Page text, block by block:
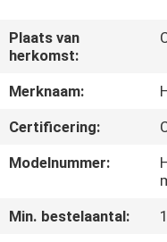
VR-
SHOW
OVER
ONS
Plaats van
herkomst:
Merknaam:
Certificering:
Modelnummer:
Min. bestelaantal: